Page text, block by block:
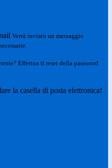
Verrà inviato un messaggio
Effettua il reset della password
la casella di posta elettronica!